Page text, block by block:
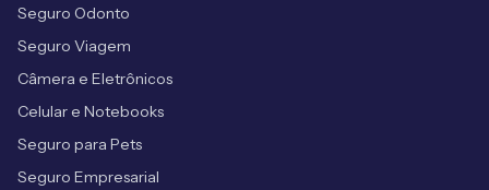
Seguro Odonto
Seguro Viagem
Câmera e Eletrônicos
Celular e Notebooks
Seguro para Pets
Seguro Empresarial